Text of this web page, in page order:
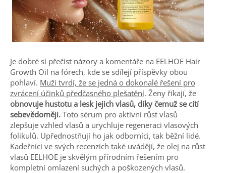
Je dobré si přečíst názory a komentáře na EELHOE Hair
Growth Oil na fórech, kde se sdílejí příspěvky obou
pohlaví. Muži tvrdí, že se jedná o dokonalé řešení pro
zvrácení účinků předčasného plešatění. Ženy říkají, že
obnovuje hustotu a lesk jejich vlasů, díky čemuž se cítí
sebevědoměji. Toto sérum pro aktivní růst vlasů
zlepšuje vzhled vlasů a urychluje regeneraci vlasových
folikulů. Upřednostňují ho jak odborníci, tak běžní lidé.
Kadeřníci ve svých recenzích také uvádějí, že olej na růst
vlasů EELHOE je skvělým přírodním řešením pro
kompletní omlazení suchých a poškozených vlasů.